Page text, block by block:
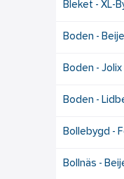
Bleket - XL-
Boden -
Boden -
Boden -
Bollebygd -
Bollnäs -